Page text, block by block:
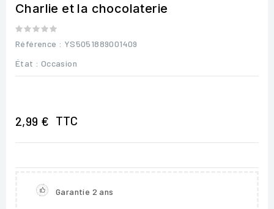
Charlie et la chocolaterie
Référence : YS5051889001409
État : Occasion
2,99 € TTC
Garantie 2 ans